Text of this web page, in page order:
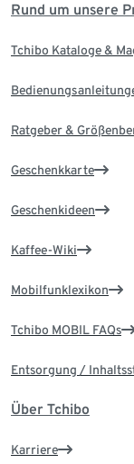
Rund um unsere
Tchibo Kataloge &
Ratgeber &
Geschenkkarte
Geschenkideen
Kaffee-Wiki
Mobilfunklexikon
Tchibo MOBIL FAQs
Entsorgung /
Über Tchibo
Karriere